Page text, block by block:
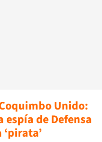
Unido:
espía de Defensa